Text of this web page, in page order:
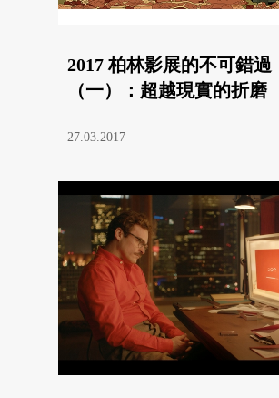
2017 柏林影展的不可錯過
（一）：超越現實的折磨
27.03.2017